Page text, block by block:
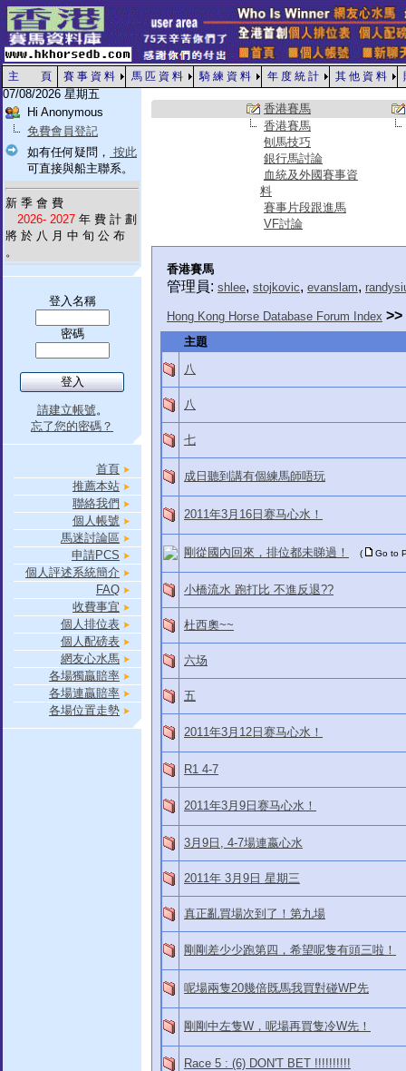
主 頁 賽 事 資 料 馬 匹 資 料 騎 練 資 料 年 度 統 計 其 他 資 料
07/08/2026 星期五
Hi Anonymous
免費會員登記
如有任何疑問， 按此
可直接與船主聯系。
新 季 會 費
2026- 2027 年 費 計 劃
將 於 八 月 中 旬 公 布
。
登入名稱
密碼
請建立帳號。
忘了您的密碼？
首頁
推薦本站
聯絡我們
個人帳號
馬迷討論區
申請PCS
個人評述系統簡介
FAQ
收費事宜
個人排位表
個人配磅表
網友心水馬
各場獨贏賠率
各場連贏賠率
各場位置走勢
香港賽馬
香港賽馬
刨馬技巧
銀行馬討論
血統及外國賽事資
料
賽事片段跟進馬
VF討論
香港賽馬
管理員: shlee, stojkovic, evanslam,
Hong Kong Horse Database Forum Index >>
主題
八
八
七
成日聽到講有個練馬師唔玩
2011年3月16日赛马心水！
剛從國內回來，排位都未睇過！ ( Go to
小橋流水 跑打比 不進反退??
杜西奧~~
六场
五
2011年3月12日赛马心水！
R1 4-7
2011年3月9日赛马心水！
3月9日, 4-7場連嬴心水
2011年 3月9日 星期三
真正亂買場次到了！第九場
剛剛差少少跑第四，希望呢隻有頭三啦！
呢場兩隻20幾倍既馬我買對碰WP先
剛剛中左隻W，呢場再買隻冷W先！
Race 5 : (6) DON'T BET !!!!!!!!!!